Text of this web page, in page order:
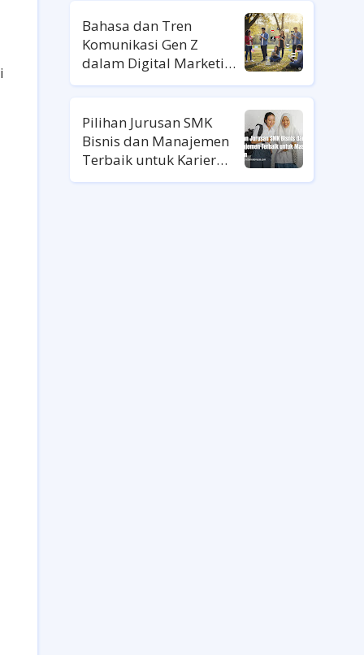
Bahasa dan Tren
Komunikasi Gen Z
dalam Digital Marketing
Ala Gen Z
Pilihan Jurusan SMK
Bisnis dan Manajemen
Terbaik untuk Karier
Masa Depan